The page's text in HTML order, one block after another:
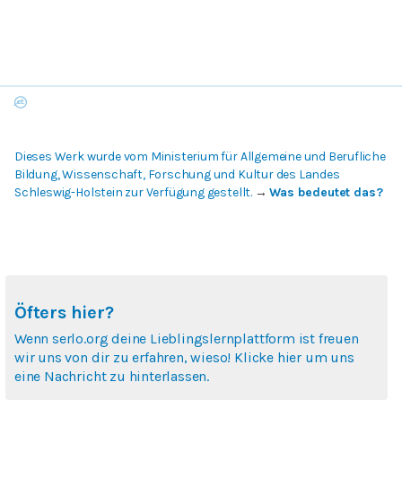
Dieses Werk wurde vom Ministerium für Allgemeine und Berufliche
Bildung, Wissenschaft, Forschung und Kultur des Landes
Schleswig-Holstein zur Verfügung gestellt.→Was bedeutet das?
Öfters hier?
Wenn serlo.org deine Lieblingslernplattform ist freuen
wir uns von dir zu erfahren, wieso! Klicke hier um uns
eine Nachricht zu hinterlassen.